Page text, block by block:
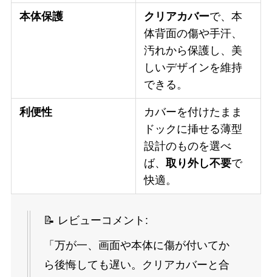
本体保護 クリアカバーで、本
体背面の傷や手汗、
汚れから保護し、美
しいデザインを維持
できる。
利便性
カバーを付けたまま
ドックに挿せる薄型
設計のものを選べ
ば、取り外し不要で
快適。
📝 レビューコメント:
「万が一、画面や本体に傷が付いてか
ら後悔しても遅い。クリアカバーと合